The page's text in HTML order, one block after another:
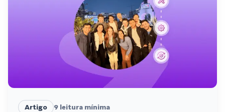
Artigo 9 leitura mínima